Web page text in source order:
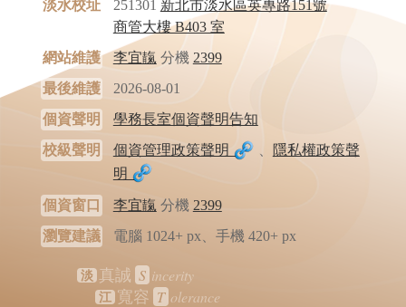
淡水校址 251301 新北市淡水區英專路151號
商管大樓 B403 室
網站維護
李宜靝 分機 2399
最後維護
2026-08-01
個資聲明
學務長室個資聲明告知
校級聲明
個資管理政策聲明
隱私權政策聲
明
個資窗口 李宜靝 分機 2399
瀏覽建議
電腦 1024+ px、手機 420+ px
淡 真誠 S incerity
江 寬容 T olerance